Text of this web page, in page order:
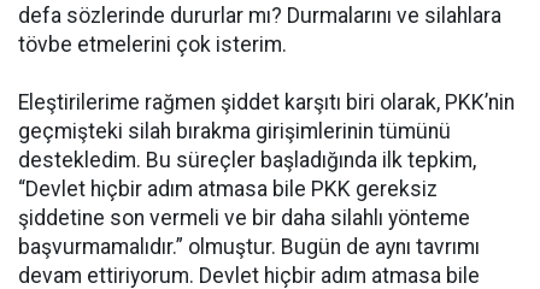
defa sözlerinde dururlar mı? Durmalarını ve silahlara
tövbe etmelerini çok isterim.
Eleştirilerime rağmen şiddet karşıtı biri olarak, PKK’nin
geçmişteki silah bırakma girişimlerinin tümünü
destekledim. Bu süreçler başladığında ilk tepkim,
“Devlet hiçbir adım atmasa bile PKK gereksiz
şiddetine son vermeli ve bir daha silahlı yönteme
başvurmamalıdır.” olmuştur. Bugün de aynı tavrımı
devam ettiriyorum. Devlet hiçbir adım atmasa bile